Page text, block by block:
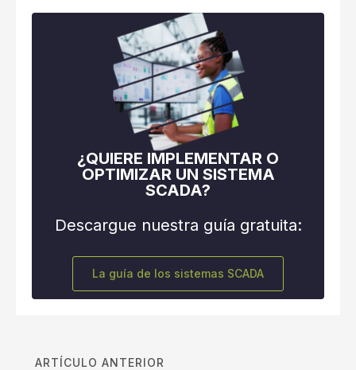
¿QUIERE IMPLEMENTAR O
OPTIMIZAR UN SISTEMA
SCADA?
Descargue nuestra guía gratuita:
La guía de los sistemas SCADA
ARTÍCULO ANTERIOR